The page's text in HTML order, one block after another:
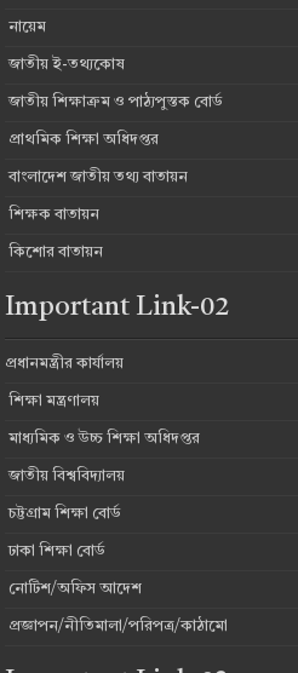
নায়েম
জাতীয় ই-তথ্যকোষ
জাতীয় শিক্ষাক্রম ও পাঠ্যপুস্তক বোর্ড
প্রাথমিক শিক্ষা অধিদপ্তর
বাংলাদেশ জাতীয় তথ্য বাতায়ন
শিক্ষক বাতায়ন
কিশোর বাতায়ন
Important Link-02
প্রধানমন্ত্রীর কার্যালয়
শিক্ষা মন্ত্রণালয়
মাধ্যমিক ও উচ্চ শিক্ষা অধিদপ্তর
জাতীয় বিশ্ববিদ্যালয়
চট্টগ্রাম শিক্ষা বোর্ড
ঢাকা শিক্ষা বোর্ড
নোটিশ/অফিস আদেশ
প্রজ্ঞাপন/নীতিমালা/পরিপত্র/কাঠামো